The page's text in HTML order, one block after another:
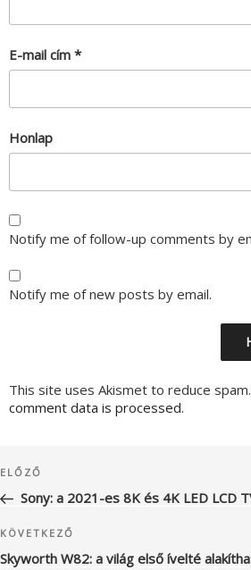
E-mail cím *
Honlap
Notify me of follow-up comments by
Notify me of new posts by email.
This site uses Akismet to reduce spam.
comment data is processed.
navigáció
Korábbi
bejegyzés
ELŐZŐ
Sony: a 2021-es 8K és 4K LED LCD
Következő
bejegyzés
KÖVETKEZŐ
Skyworth W82: a világ első ívelté